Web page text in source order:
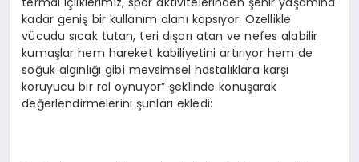
kadar geniş bir kullanım alanı kapsıyor. Özellikle
vücudu sıcak tutan, teri dışarı atan ve nefes alabilir
kumaşlar hem hareket kabiliyetini artırıyor hem de
soğuk algınlığı gibi mevsimsel hastalıklara karşı
koruyucu bir rol oynuyor” şeklinde konuşarak
değerlendirmelerini şunları ekledi: